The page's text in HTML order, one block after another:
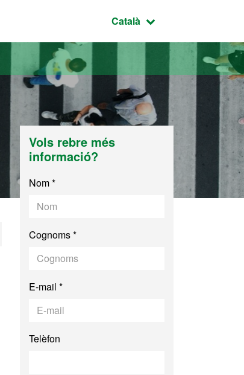
Idioma seleccionat:
Català
Vols rebre més
informació?
Nom *
Cognoms *
E-mail *
Telèfon